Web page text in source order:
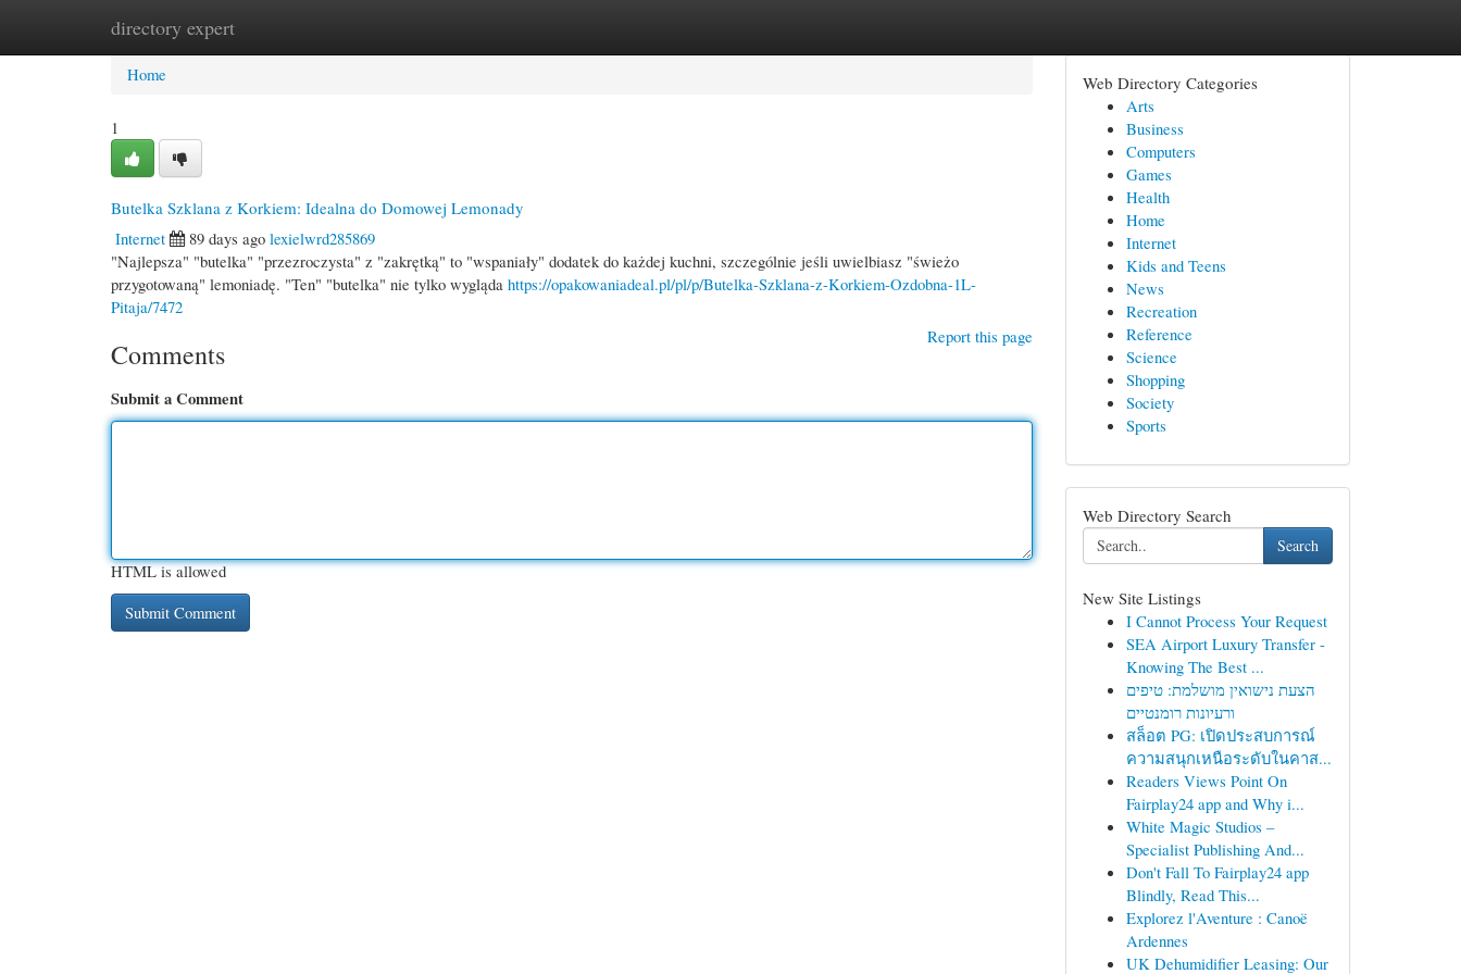
directory expert
Home New Site Listings
Home
1
Butelka Szklana z Korkiem: Idealna do Domowej Lemonady
Internet
89 days ago lexielwrd285869
"Najlepsza" "butelka" "przezroczysta" z "zakrętką" to "wspaniały" dodatek do każdej kuchni, szczególnie jeśli uwielbiasz "świeżo
przygotowaną" lemoniadę. "Ten" "butelka" nie tylko wygląda https://opakowaniadeal.pl/pl/p/Butelka-Szklana-z-Korkiem-Ozdobna-1L-
Pitaja/7472
Report this page
Comments
Submit a Comment
HTML is allowed
Web Directory Categories
Arts
Business
Computers
Games
Health
Home
Internet
Kids and Teens
News
Recreation
Reference
Science
Shopping
Society
Sports
Web Directory Search
Search
New Site Listings
I Cannot Process Your Request
SEA Airport Luxury Transfer -
Knowing The Best ...
הצעת נישואין מושלמת: טיפים
ורעיונות רומנטיים
สล็อต PG: เปิดประสบการณ์
ความสนุกเหนือระดับในคาส...
Readers Views Point On
Fairplay24 app and Why i...
White Magic Studios –
Specialist Publishing And...
Don't Fall To Fairplay24 app
Blindly, Read This...
Explorez l'Aventure : Canoë
Ardennes
UK Dehumidifier Leasing: Our